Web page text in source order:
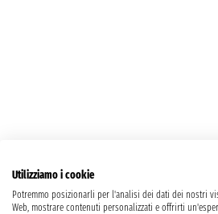
Utilizziamo i cookie
Potremmo posizionarli per l'analisi dei dati dei nostri
Web, mostrare contenuti personalizzati e offrirti